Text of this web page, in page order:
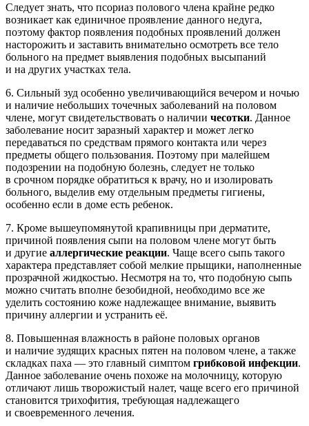
Следует знать, что псориаз полового члена крайне редко
возникает как единичное проявление данного недуга,
поэтому фактор появления подобных проявлений должен
насторожить и заставить внимательно осмотреть все тело
больного на предмет выявления подобных высыпаний
и на других участках тела.
6. Сильный зуд особенно увеличивающийся вечером и ночью
и наличие небольших точечных заболеваний на половом
члене, могут свидетельствовать о наличии чесотки. Данное
заболевание носит заразный характер и может легко
передаваться по средствам прямого контакта или через
предметы общего пользования. Поэтому при малейшем
подозрении на подобную болезнь, следует не только
в срочном порядке обратиться к врачу, но и изолировать
больного, выделив ему отдельным предметы гигиены,
особенно если в доме есть ребенок.
7. Кроме вышеупомянутой крапивницы при дерматите,
причиной появления сыпи на половом члене могут быть
и другие аллергические реакции. Чаще всего сыпь такого
характера представляет собой мелкие прыщики, наполненные
прозрачной жидкостью. Несмотря на то, что подобную сыпь
можно считать вполне безобидной, необходимо все же
уделить состоянию коже надлежащее внимание, выявить
причину аллергии и устранить её.
8. Повышенная влажность в районе половых органов
и наличие зудящих красных пятен на половом члене, а также
складках паха — это главный симптом грибковой инфекции.
Данное заболевание очень похоже на молочницу, которую
отличают лишь творожистый налет, чаще всего его причиной
становится трихофития, требующая надлежащего
и своевременного лечения.